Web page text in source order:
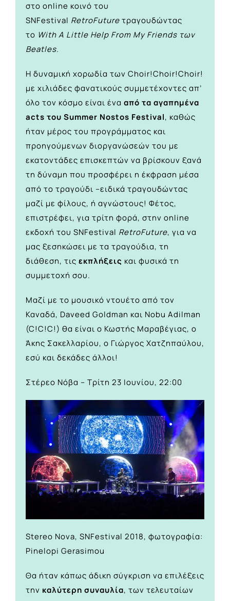
στο online κοινό του
SNFestival RetroFutureτραγουδώντας
το With A Little Help From My Friends των
Beatles.
H δυναμική χορωδία των Choir!Choir!Choir!
με χιλιάδες φανατικούς συμμετέχοντες απ’
όλο τον κόσμο είναι ένα από τα αγαπημένα
acts του Summer Nostos Festival, καθώς
ήταν μέρος του προγράμματος και
προηγούμενων διοργανώσεών του με
εκατοντάδες επισκεπτών να βρίσκουν ξανά
τη δύναμη που προσφέρει η έκφραση μέσα
από το τραγούδι –ειδικά τραγουδώντας
μαζί με φίλους, ή αγνώστους! Φέτος,
επιστρέφει, για τρίτη φορά, στην online
εκδοχή του SNFestival RetroFuture, για να
μας ξεσηκώσει με τα τραγούδια, τη
διάθεση, τις εκπλήξεις και φυσικά τη
συμμετοχή σου.
Μαζί με το μουσικό ντουέτο από τον
Καναδά, Daveed Goldman και Nobu Adilman
(C!C!C!) θα είναι ο Κωστής Μαραβέγιας, ο
Άκης Σακελλαρίου, ο Γιώργος Χατζηπαύλου,
εσύ και δεκάδες άλλοι!
Στέρεο Νόβα – Τρίτη 23 Ιουνίου, 22:00
Stereo Nova, SNFestival 2018, φωτογραφία:
Pinelopi Gerasimou
Θα ήταν κάπως άδικη σύγκριση να επιλέξεις
την καλύτερη συναυλία, των τελευταίων